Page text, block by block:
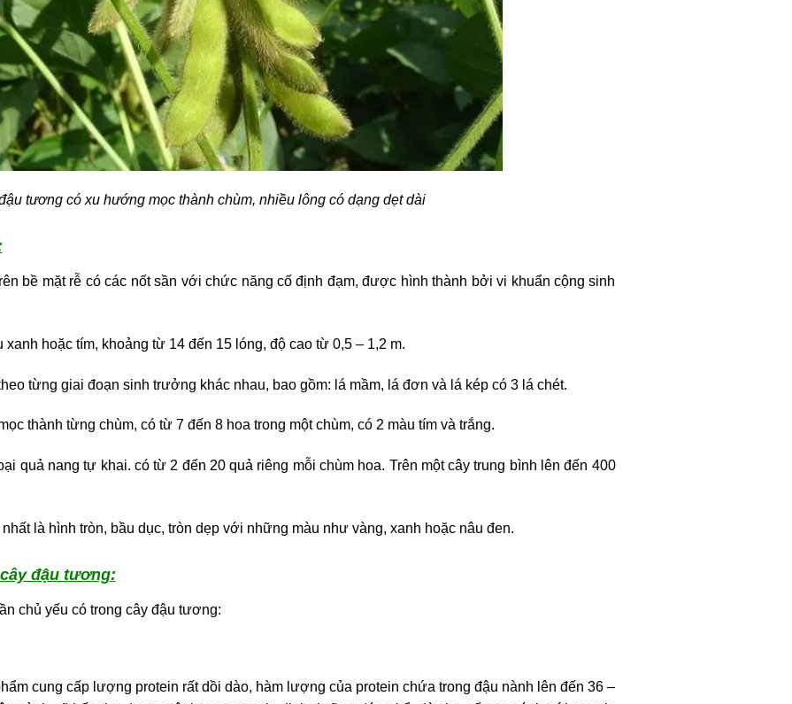
tương có xu hướng mọc thành chùm, nhiều lông có dạng dẹt dài
bề mặt rễ có các nốt sần với chức năng cố định đạm, được hình thành bởi vi khuẩn cộng sinh
hoặc tím, khoảng từ 14 đến 15 lóng, độ cao từ 0,5 – 1,2 m.
từng giai đoạn sinh trưởng khác nhau, bao gồm: lá mầm, lá đơn và lá kép có 3 lá chét.
thành từng chùm, có từ 7 đến 8 hoa trong một chùm, có 2 màu tím và trắng.
quả nang tự khai. có từ 2 đến 20 quả riêng mỗi chùm hoa. Trên một cây trung bình lên đến 400
là hình tròn, bầu dục, tròn dẹp với những màu như vàng, xanh hoặc nâu đen.
đậu tương:
chủ yếu có trong cây đậu tương:
cung cấp lượng protein rất dồi dào, hàm lượng của protein chứa trong đậu nành lên đến 36 –